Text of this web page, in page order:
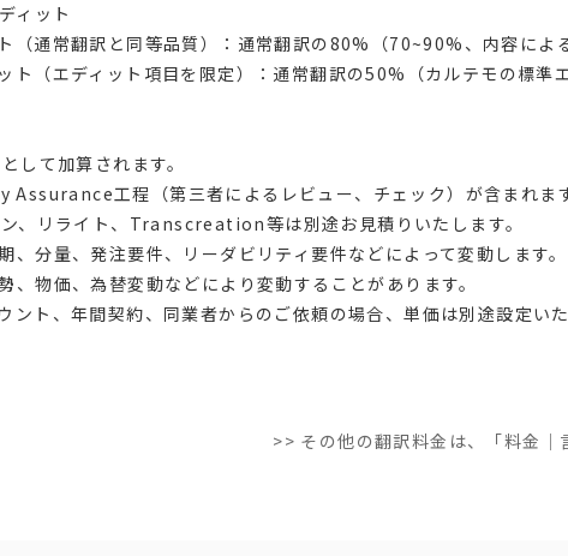
ィット
（通常翻訳と同等品質）：通常翻訳の80%（70~90%、内容による
ト（エディット項目を限定）：通常翻訳の50%（カルテモの標準
して加算されます。
工程（第三者によるレビュー、チェック）が含まれます
、リライト、Transcreation等は別途お見積りいたします。
、分量、発注要件、リーダビリティ要件などによって変動します。
、物価、為替変動などにより変動することがあります。
ント、年間契約、同業者からのご依頼の場合、単価は別途設定いた
>> その他の翻訳料金は、「料金｜